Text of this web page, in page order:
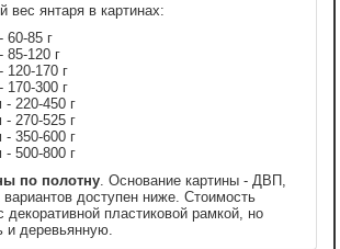
вес янтаря в картинах:
60-85 г
85-120 г
120-170 г
170-300 г
220-450 г
270-525 г
350-600 г
500-800 г
по полотну . Основание картины - ДВП,
вариантов доступен ниже. Стоимость
декоративной пластиковой рамкой, но
и деревьянную.